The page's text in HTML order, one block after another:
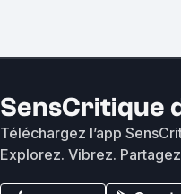
SensCritique
Téléchargez l’app
Explorez. Vibrez.